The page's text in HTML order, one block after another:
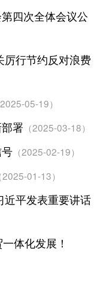
四次全体会议公
厉行节约反对浪费
2025-05-19）
署（2025-03-18）
（2025-02-19）
2025-01-13）
近平发表重要讲话
体化发展！